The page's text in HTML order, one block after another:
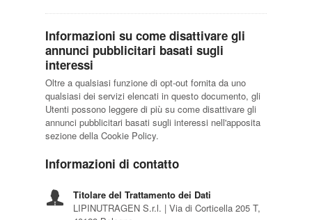
Informazioni su come disattivare gli
annunci pubblicitari basati sugli
interessi
Oltre a qualsiasi funzione di opt-out fornita da uno
qualsiasi dei servizi elencati in questo documento, gli
Utenti possono leggere di più su come disattivare gli
annunci pubblicitari basati sugli interessi nell'apposita
sezione della Cookie Policy.
Informazioni di contatto
Titolare del Trattamento dei Dati
LIPINUTRAGEN S.r.l. | Via di Corticella 205 T,